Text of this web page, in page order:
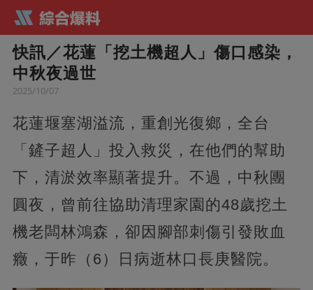
快訊／花蓮「挖土機超人」傷口感染，
中秋夜過世
2025/10/07
花蓮堰塞湖溢流，重創光復鄉，全台
「鏟子超人」投入救災，在他們的幫助
下，清淤效率顯著提升。不過，中秋團
圓夜，曾前往協助清理家園的48歲挖土
機老闆林鴻森，卻因腳部刺傷引發敗血
癥，于昨（6）日病逝林口長庚醫院。